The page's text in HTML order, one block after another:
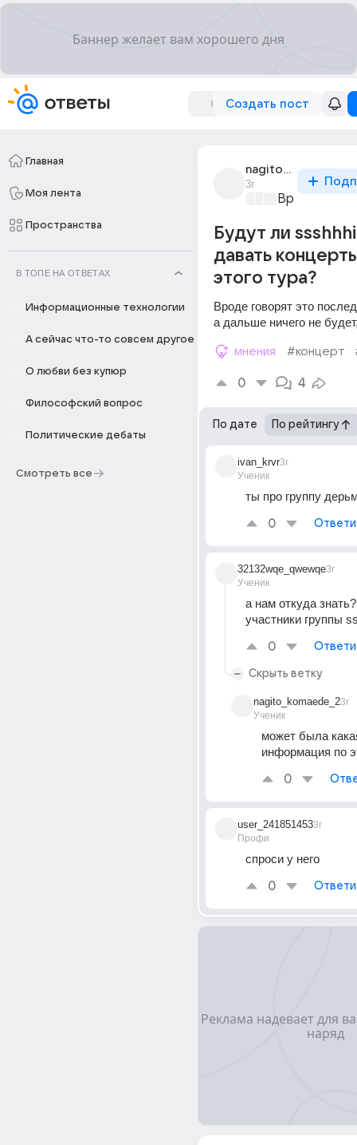
Создать пост
Главная
Моя лента
Пространства
В ТОПЕ НА ОТВЕТАХ
Информационные технологии
А сейчас что-то совсем другое
О любви без купюр
Философский вопрос
Политические дебаты
Смотреть все
nagito_komaede_2
3г
Время
Будут ли
давать
этого тура?
Вроде говорят это
а дальше ничего не
мнения #концерт
0 4
По дате По рейтингу
ivan_krvr
Ученик
3г
ты про группу
0
32132wqe_qwewqe
Ученик
3г
а нам откуда
участники группы
0
Скрыть ветку
nagito_komaede_2
Ученик
3г
может была
информация по
0
user_241851453
Профи
3г
спроси у него
0